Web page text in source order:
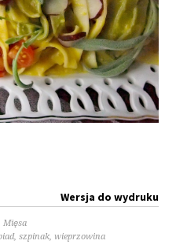
Wersja do wydruku
Mięsa
,szpinak,wieprzowina